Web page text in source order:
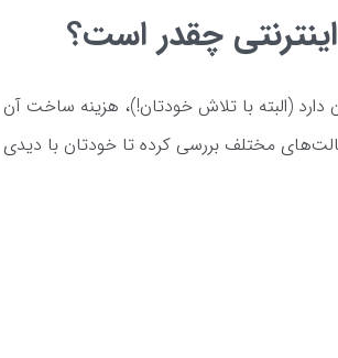
اینترنتی چقدر است؟
دارد (البته با تلاش خودتان!)، هزینه ساخت آن
مختلف بررسی کرده تا خودتان با دیدی